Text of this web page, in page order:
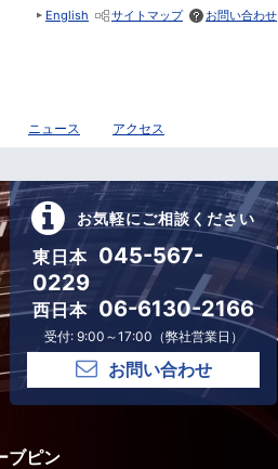
English サイトマップ お問い合わせ
ニュース アクセス
お気軽にご相談ください
東日本 045-567-
0229
西日本 06-6130-2166
受付: 9:00～17:00（弊社営業日）
お問い合わせ
ブピン